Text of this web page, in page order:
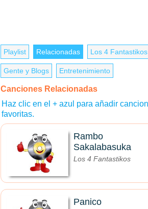
Playlist Relacionadas Los 4 Fantastikos
Gente y Blogs Entretenimiento
Canciones Relacionadas
Haz clic en el + azul para añadir
favoritas.
Rambo
Sakalabasuka
Los 4 Fantastikos
Panico